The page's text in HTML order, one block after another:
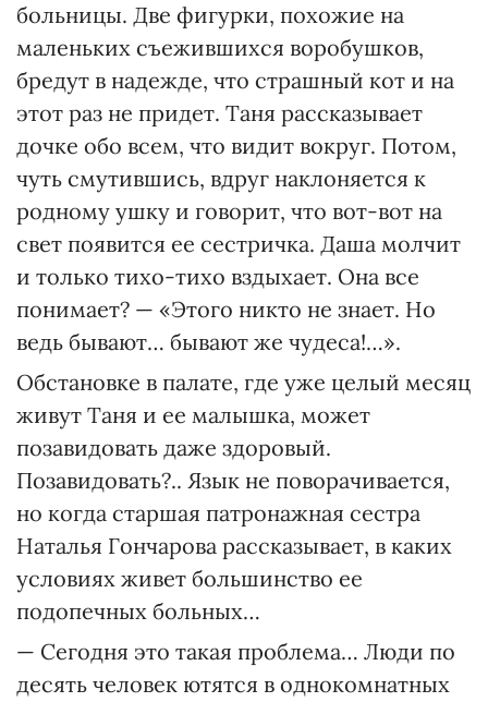
больницы. Две фигурки, похожие на
маленьких съежившихся воробушков,
бредут в надежде, что страшный кот и на
этот раз не придет. Таня рассказывает
дочке обо всем, что видит вокруг. Потом,
чуть смутившись, вдруг наклоняется к
родному ушку и говорит, что вот-вот на
свет появится ее сестричка. Даша молчит
и только тихо-тихо вздыхает. Она все
понимает? — «Этого никто не знает. Но
ведь бывают… бывают же чудеса!…».
Обстановке в палате, где уже целый месяц
живут Таня и ее малышка, может
позавидовать даже здоровый.
Позавидовать?.. Язык не поворачивается,
но когда старшая патронажная сестра
Наталья Гончарова рассказывает, в каких
условиях живет большинство ее
подопечных больных…
— Сегодня это такая проблема… Люди по
десять человек ютятся в однокомнатных